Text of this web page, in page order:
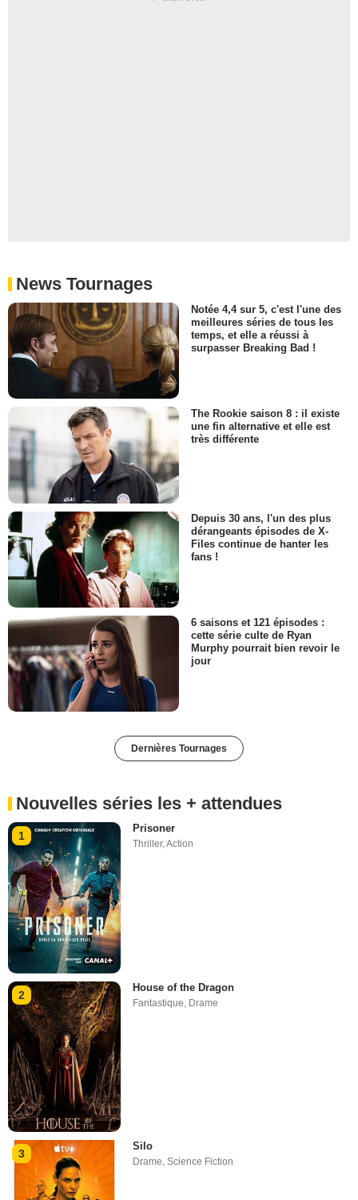
News Tournages
Notée 4,4 sur 5, c'est l'une des
meilleures séries de tous les
temps, et elle a réussi à
surpasser Breaking Bad !
The Rookie saison 8 : il existe
une fin alternative et elle est
très différente
Depuis 30 ans, l'un des plus
dérangeants épisodes de X-
Files continue de hanter les
fans !
6 saisons et 121 épisodes :
cette série culte de Ryan
Murphy pourrait bien revoir le
jour
Dernières Tournages
Nouvelles séries les + attendues
1
Prisoner
Thriller,Action
2
House of the Dragon
Fantastique Drame
3
Silo
Drame,Science Fiction